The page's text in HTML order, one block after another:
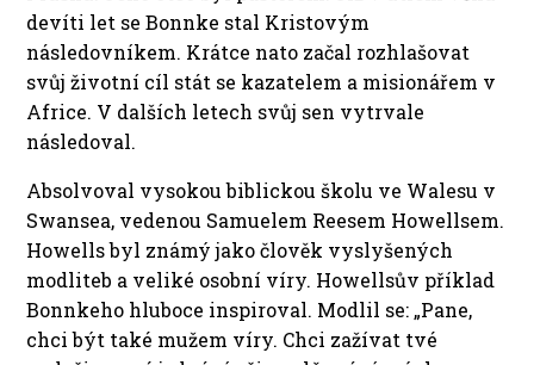
devíti let se Bonnke stal Kristovým
následovníkem. Krátce nato začal rozhlašovat
svůj životní cíl stát se kazatelem a misionářem v
Africe. V dalších letech svůj sen vytrvale
následoval.
Absolvoval vysokou biblickou školu ve Walesu v
Swansea, vedenou Samuelem Reesem Howellsem.
Howells byl známý jako člověk vyslyšených
modliteb a veliké osobní víry. Howellsův příklad
Bonnkeho hluboce inspiroval. Modlil se: „Pane,
chci být také mužem víry. Chci zažívat tvé